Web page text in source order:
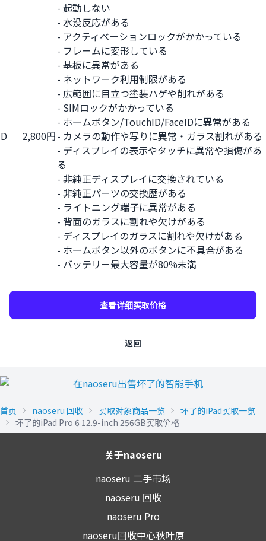
D 2,800円
- 起動しない
- 水没反応がある
- アクティベーションロックがかかっている
- フレームに変形している
- 基板に異常がある
- ネットワーク利用制限がある
- 広範囲に目立つ塗装ハゲや削れがある
- SIMロックがかかっている
- ホームボタン/TouchID/FaceIDに異常がある
- カメラの動作や写りに異常・ガラス割れがある
- ディスプレイの表示やタッチに異常や損傷があ
る
- 非純正ディスプレイに交換されている
- 非純正パーツの交換歴がある
- ライトニング端子に異常がある
- 背面のガラスに割れや欠けがある
- ディスプレイのガラスに割れや欠けがある
- ホームボタン以外のボタンに不具合がある
- バッテリー最大容量が80%未満
查看详细买取价格
返回
首页 naoseru 回收 买取对象商品一览
坏了的iPad买取一览
坏了的iPad Pro 6 12.9-inch 256GB买取价格
关于naoseru
naoseru 二手市场
naoseru 回收
naoseru Pro
naoseru回收中心秋叶原